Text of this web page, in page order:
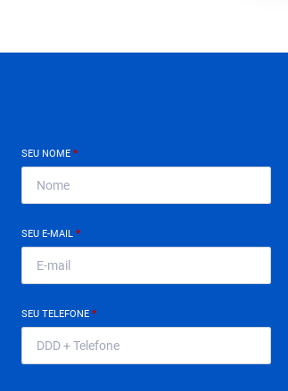
SEU NOME *
SEU E-MAIL *
SEU TELEFONE *